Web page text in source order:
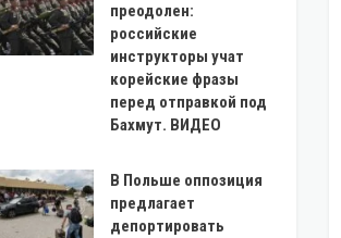
преодолен:
российские
инструкторы учат
корейские фразы
перед отправкой под
Бахмут. ВИДЕО
В Польше оппозиция
предлагает
депортировать